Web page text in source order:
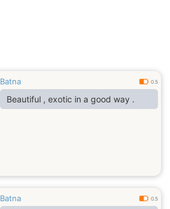
Batna 0.5
Beautiful , exotic in a good way .
Batna 0.5